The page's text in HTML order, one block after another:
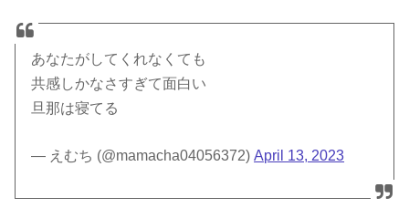
あなたがしてくれなくても
共感しかなさすぎて面白い
旦那は寝てる
— えむち (@mamacha04056372)April 13, 2023